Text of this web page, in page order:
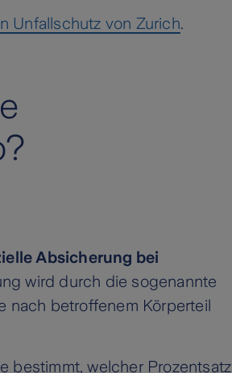
Unfallschutz von Zurich.
Absicherung bei
wird durch die sogenannte
nach betroffenem Körperteil
bestimmt, welcher Prozentsatz